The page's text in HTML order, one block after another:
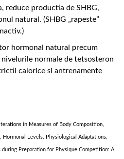
reduce productia de SHBG,
natural. (SHBG „rapeste”
hormonal natural precum
normale de tetsosteron
calorice si antrenamente
in Measures of Body Composition,
Hormonal Levels, Physiological Adaptations,
during Preparation for Physique Competition: A